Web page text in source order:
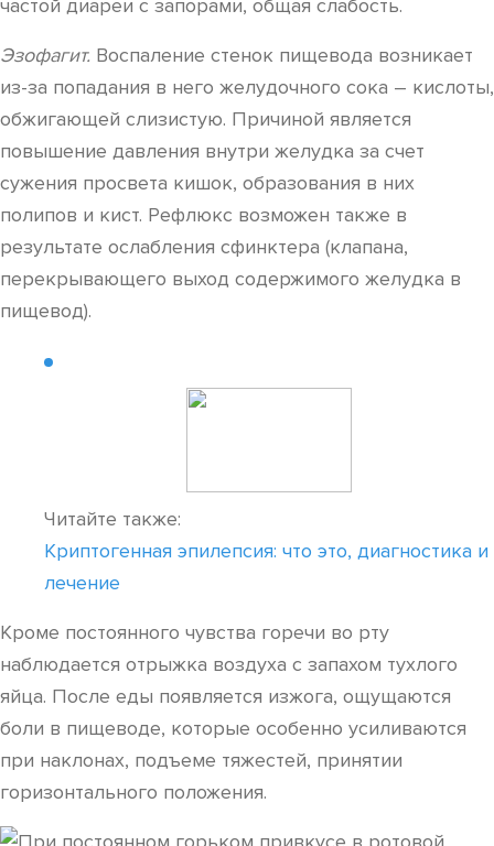
частой диареи с запорами, общая слабость.
Эзофагит. Воспаление стенок пищевода возникает
из-за попадания в него желудочного сока – кислоты,
обжигающей слизистую. Причиной является
повышение давления внутри желудка за счет
сужения просвета кишок, образования в них
полипов и кист. Рефлюкс возможен также в
результате ослабления сфинктера (клапана,
перекрывающего выход содержимого желудка в
пищевод).
Читайте также:
Криптогенная эпилепсия: что это, диагностика и
лечение
Кроме постоянного чувства горечи во рту
наблюдается отрыжка воздуха с запахом тухлого
яйца. После еды появляется изжога, ощущаются
боли в пищеводе, которые особенно усиливаются
при наклонах, подъеме тяжестей, принятии
горизонтального положения.